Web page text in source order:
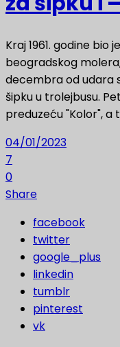
Kraj 1961. godine
beogradskog
decembra od udara
šipku u trolejbusu.
preduzeću "Kolor",
04/01/2023
7
0
Share
facebook
twitter
google_plus
linkedin
tumblr
pinterest
vk